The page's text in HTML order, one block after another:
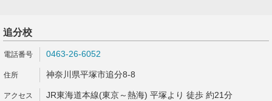
追分校
0463-26-6052
神奈川県平塚市追分8-8
JR東海道本線(東京～熱海) 平塚より 徒歩 約21分